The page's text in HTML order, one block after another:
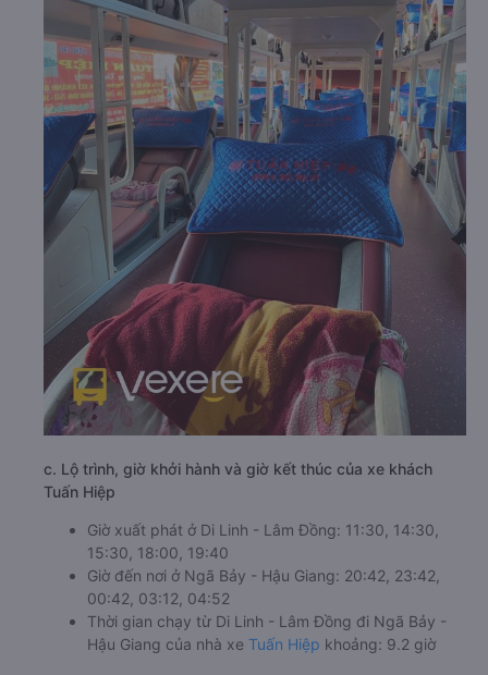
c. Lộ trình, giờ khởi hành và giờ kết thúc của xe khách
Tuấn Hiệp
Giờ xuất phát ở Di Linh - Lâm Đồng: 11:30, 14:30,
15:30, 18:00, 19:40
Giờ đến nơi ở Ngã Bảy - Hậu Giang: 20:42, 23:42,
00:42, 03:12, 04:52
Thời gian chạy từ Di Linh - Lâm Đồng đi Ngã Bảy -
Hậu Giang của nhà xe Tuấn Hiệp khoảng: 9.2 giờ